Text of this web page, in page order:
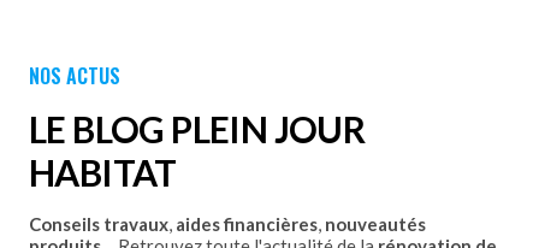
coulissants avec pose par les équipes Plein Jour Habitat.
DÉCOUVRIR
NOS ACTUS
LE BLOG PLEIN JOUR
HABITAT
Conseils travaux, aides financières, nouveautés